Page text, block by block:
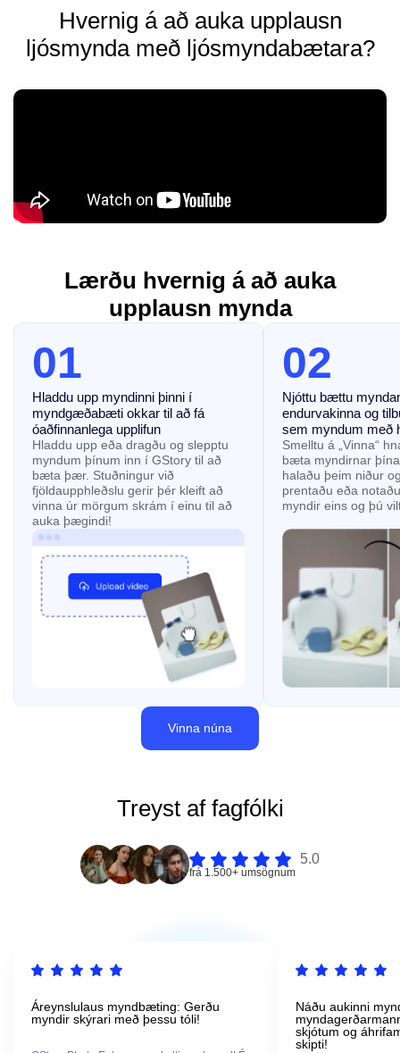
Hvernig á að auka upplausn
ljósmynda með ljósmyndabætara?
Lærðu hvernig á að auka
upplausn mynda
01
Hladdu upp myndinni þinni í
myndgæðabæti okkar til að fá
óaðfinnanlega upplifun
Hladdu upp eða dragðu og slepptu
myndum þínum inn í GStory til að
bæta þær. Stuðningur við
fjöldaupphleðslu gerir þér kleift að
vinna úr mörgum skrám í einu til að
auka þægindi!
02
Njóttu bættu
endurvakinna og
sem myndum með
Smelltu á „Vinna“
bæta myndirnar
halaðu þeim niður
prentaðu eða
myndir eins og þú
Vinna núna
Treyst af fagfólki
5.0
frá 1.500+ umsögnum
Áreynslulaus myndbæting: Gerðu
myndir skýrari með þessu tóli!
Náðu aukinni
skjótum og
skipti!